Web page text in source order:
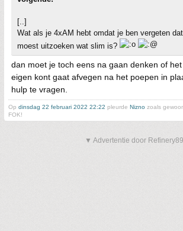
[..]
Wat als je 4xAM hebt omdat je ben vergeten
moest uitzoeken wat slim is?
dan moet je toch eens na gaan denken of
eigen kont gaat afvegen na het poepen in
hulp te vragen.
Op dinsdag 22 februari 2022 22:22 pleurde Nizno zoals
FOK!
▼ Advertentie door Refinery89